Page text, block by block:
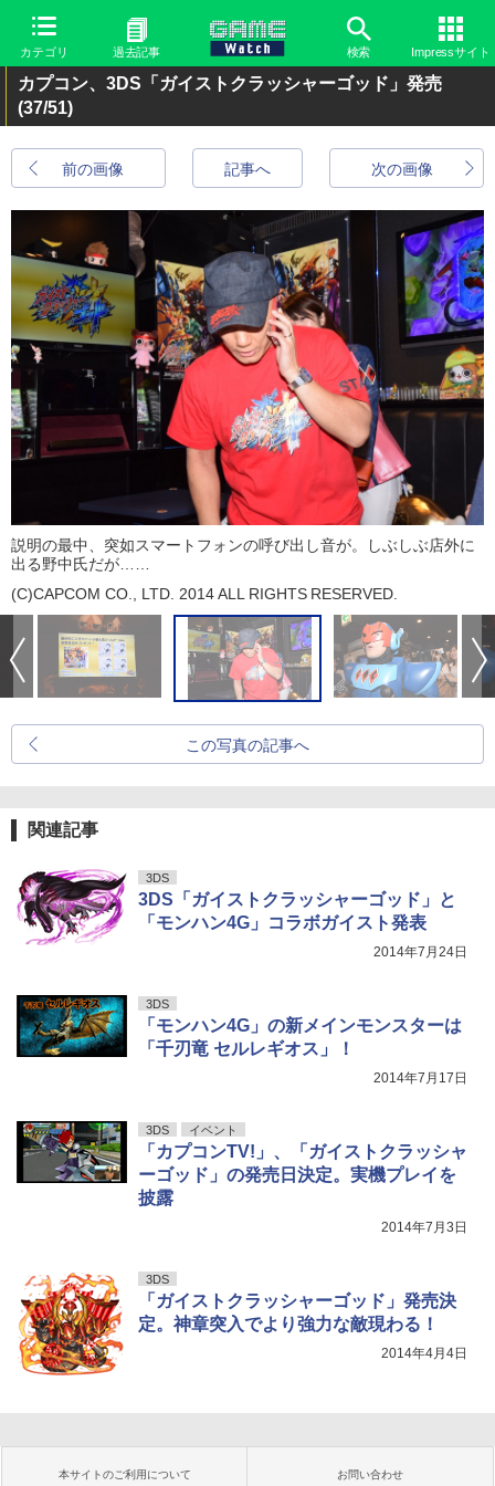
カテゴリ 過去記事 検索 Impressサイト
カプコン、3DS「ガイストクラッシャーゴッド」発売
(37/51)
前の画像 次の画像
記事へ
説明の最中、突如スマートフォンの呼び出し音が。しぶしぶ店外に
出る野中氏だが……
(C)CAPCOM CO., LTD. 2014 ALL RIGHTS RESERVED.
この写真の記事へ
関連記事
3DS
3DS「ガイストクラッシャーゴッド」と
「モンハン4G」コラボガイスト発表
2014年7月24日
3DS
「モンハン4G」の新メインモンスターは
「千刃竜 セルレギオス」！
2014年7月17日
3DS イベント
「カプコンTV!」、「ガイストクラッシャ
ーゴッド」の発売日決定。実機プレイを
披露
2014年7月3日
3DS
「ガイストクラッシャーゴッド」発売決
定。神章突入でより強力な敵現わる！
2014年4月4日
本サイトのご利用について お問い合わせ